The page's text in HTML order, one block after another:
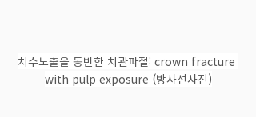
치수노출을 동반한 치관파절: crown fracture
with pulp exposure (방사선사진)